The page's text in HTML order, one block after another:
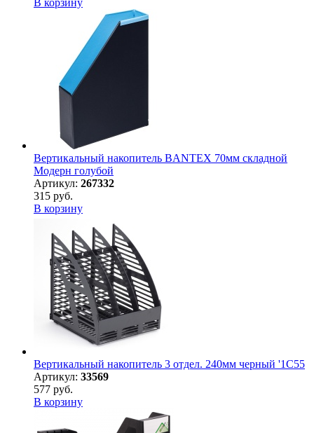
В корзину
Вертикальный накопитель BANTEX 70мм складной
Модерн голубой
Артикул: 267332
315 руб.
В корзину
Вертикальный накопитель 3 отдел. 240мм черный '1С55
Артикул: 33569
577 руб.
В корзину